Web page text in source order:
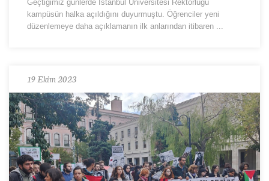
Geçtiğimiz günlerde İstanbul Üniversitesi Rektörlüğü
kampüsün halka açıldığını duyurmuştu. Öğrenciler yeni
düzenlemeye daha açıklamanın ilk anlarından itibaren ...
19 Ekim 2023